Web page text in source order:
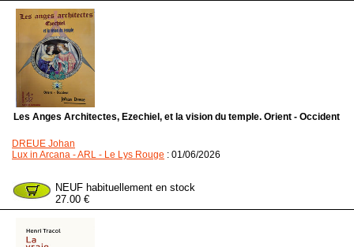
Les Anges Architectes, Ezechiel, et la vision du temple. Orient - Occident
DREUE Johan
Lux in Arcana - ARL - Le Lys Rouge : 01/06/2026
NEUF habituellement en stock
27.00 €